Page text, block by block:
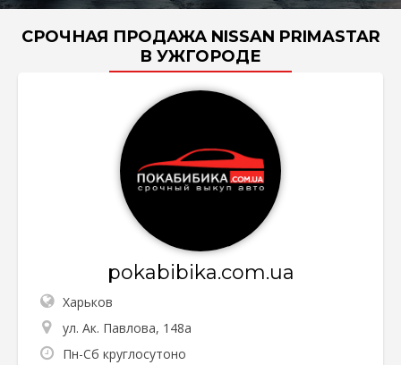
СРОЧНАЯ ПРОДАЖА NISSAN PRIMASTAR
В УЖГОРОДЕ
pokabibika.com.ua
Харьков
ул. Ак. Павлова, 148а
Пн-Сб круглосутоно